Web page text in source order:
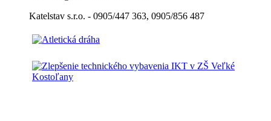
Katelstav s.r.o. - 0905/447 363, 0905/856 487